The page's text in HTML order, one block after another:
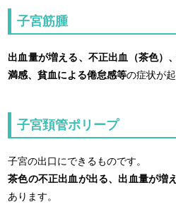
子宮筋腫
出血量が増える、不正出血（茶色）
満感、貧血による倦怠感等の症状が
子宮頚管ポリープ
子宮の出口にできるものです。
茶色の不正出血が出る、出血量が増
あります。